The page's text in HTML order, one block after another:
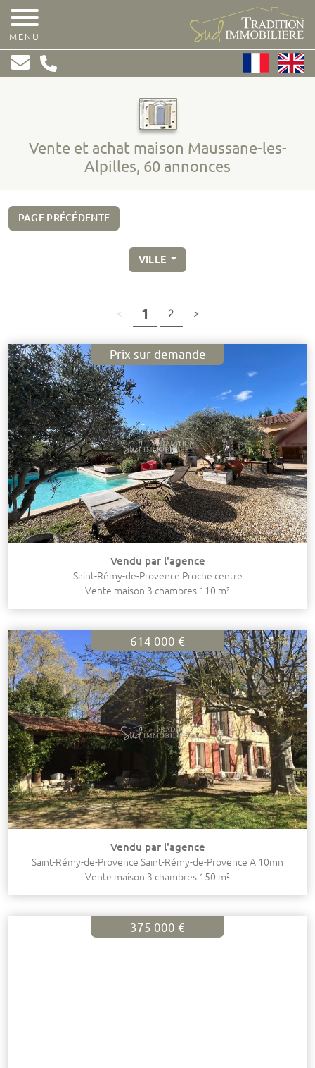
MENU
Vente et achat maison Maussane-les-
Alpilles, 60 annonces
PAGE PRÉCÉDENTE
VILLE
<page précédente
1 (page courante)
2(page courante)
>page suivante
Prix sur demande
Vendu par l'agence
Saint-Rémy-de-Provence Proche centre
Vente maison 3 chambres 110 m²
614 000 €
Vendu par l'agence
Saint-Rémy-de-Provence Saint-Rémy-de-Provence A 10mn
Vente maison 3 chambres 150 m²
375 000 €